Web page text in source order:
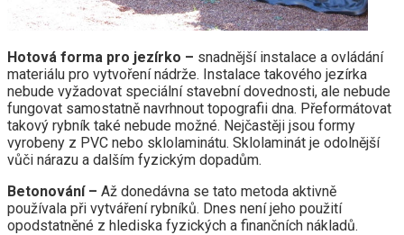
Hotová forma pro jezírko – snadnější instalace a ovládání
materiálu pro vytvoření nádrže. Instalace takového jezírka
nebude vyžadovat speciální stavební dovednosti, ale nebude
fungovat samostatně navrhnout topografii dna. Přeformátovat
takový rybník také nebude možné. Nejčastěji jsou formy
vyrobeny z PVC nebo sklolaminátu. Sklolaminát je odolnější
vůči nárazu a dalším fyzickým dopadům.
Betonování – Až donedávna se tato metoda aktivně
používala při vytváření rybníků. Dnes není jeho použití
opodstatněné z hlediska fyzických a finančních nákladů.